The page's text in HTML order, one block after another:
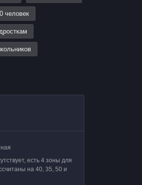
человек
есть 4 зоны для
на 40, 35, 50 и